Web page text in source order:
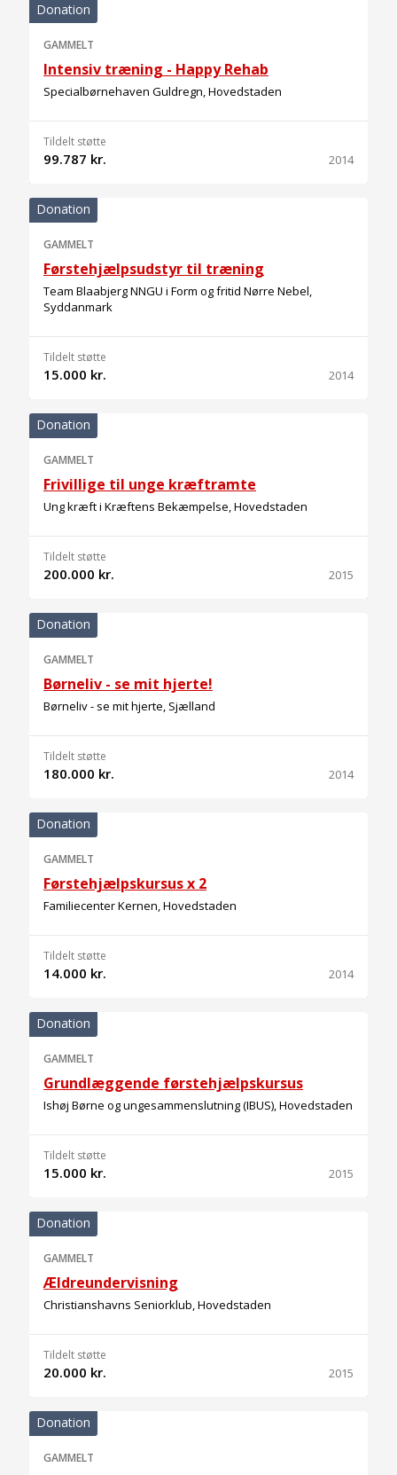
Donation
GAMMELT
Intensiv træning - Happy Rehab
Specialbørnehaven Guldregn, Hovedstaden
Tildelt støtte
99.787 kr. 2014
Donation
GAMMELT
Førstehjælpsudstyr til træning
Team Blaabjerg NNGU i Form og fritid Nørre Nebel,
Syddanmark
Tildelt støtte
15.000 kr. 2014
Donation
GAMMELT
Frivillige til unge kræftramte
Ung kræft i Kræftens Bekæmpelse, Hovedstaden
Tildelt støtte
200.000 kr. 2015
Donation
GAMMELT
Børneliv - se mit hjerte!
Børneliv - se mit hjerte, Sjælland
Tildelt støtte
180.000 kr. 2014
Donation
GAMMELT
Førstehjælpskursus x 2
Familiecenter Kernen, Hovedstaden
Tildelt støtte
14.000 kr. 2014
Donation
GAMMELT
Grundlæggende førstehjælpskursus
Ishøj Børne og ungesammenslutning (IBUS), Hovedstaden
Tildelt støtte
15.000 kr. 2015
Donation
GAMMELT
Ældreundervisning
Christianshavns Seniorklub, Hovedstaden
Tildelt støtte
20.000 kr. 2015
Donation
GAMMELT